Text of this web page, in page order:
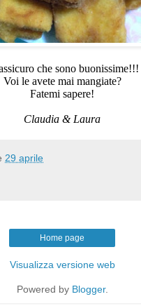
che sono buonissime!!!
Voi le avete mai mangiate?
Fatemi sapere!
Claudia & Laura
29 aprile
Home page
Visualizza versione web
Powered by Blogger.